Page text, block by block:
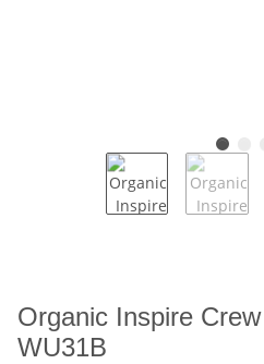
Organic Inspire
WU31B